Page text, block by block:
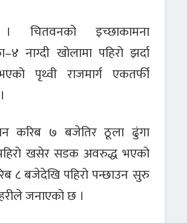
चितवनको इच्छाकामना
नाग्दी खोलामा पहिरो झर्दा
पृथ्वी राजमार्ग एकतर्फी
करिब ७ बजेतिर ठूला ढुंगा
खसेर सडक अवरुद्ध भएको
८ बजेदेखि पहिरो पन्छाउन सुरु
जनाएको छ ।